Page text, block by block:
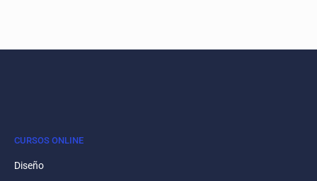
CURSOS ONLINE
Diseño